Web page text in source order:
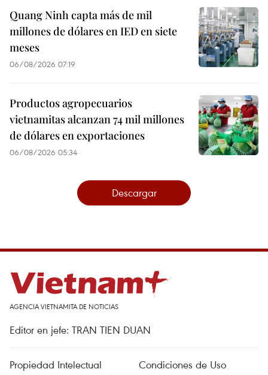
Quang Ninh capta más de mil
millones de dólares en IED en siete
meses
06/08/2026 07:19
Productos agropecuarios
vietnamitas alcanzan 74 mil millones
de dólares en exportaciones
06/08/2026 05:34
Descargar
AGENCIA VIETNAMITA DE NOTICIAS
Editor en jefe: TRAN TIEN DUAN
Propiedad Intelectual Condiciones de Uso